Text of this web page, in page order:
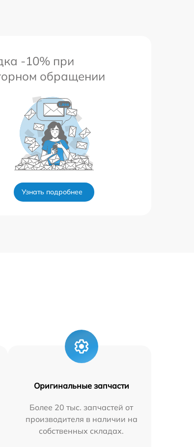
-10% при
обращении
Узнать подробнее
Оригинальные запчасти
Более 20 тыс. запчастей от
производителя в наличии на
собственных складах.